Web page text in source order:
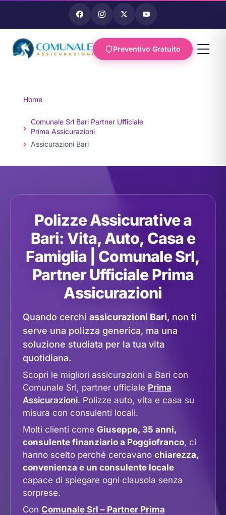
Preventivo Gratuito
Home
Comunale Srl Bari Partner Ufficiale
Prima Assicurazioni
Assicurazioni Bari
Polizze Assicurative a
Bari: Vita, Auto, Casa e
Famiglia | Comunale Srl,
Partner Ufficiale Prima
Assicurazioni
Quando cerchi assicurazioni Bari, non ti
serve una polizza generica, ma una
soluzione studiata per la tua vita
quotidiana.
Scopri le migliori assicurazioni a Bari con
Comunale Srl, partner ufficiale Prima
Assicurazioni. Polizze auto, vita e casa su
misura con consulenti locali.
Molti clienti come Giuseppe, 35 anni,
consulente finanziario a Poggiofranco, ci
hanno scelto perché cercavano chiarezza,
convenienza e un consulente locale
capace di spiegare ogni clausola senza
sorprese.
Con Comunale Srl – Partner Prima